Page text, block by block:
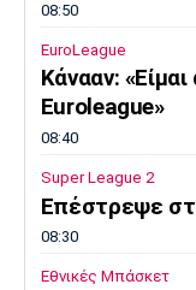
08:50
EuroLeague
Κάνααν:
Euroleague»
08:40
Super League 2
Επέστρεψε
08:30
Εθνικές Μπάσκετ